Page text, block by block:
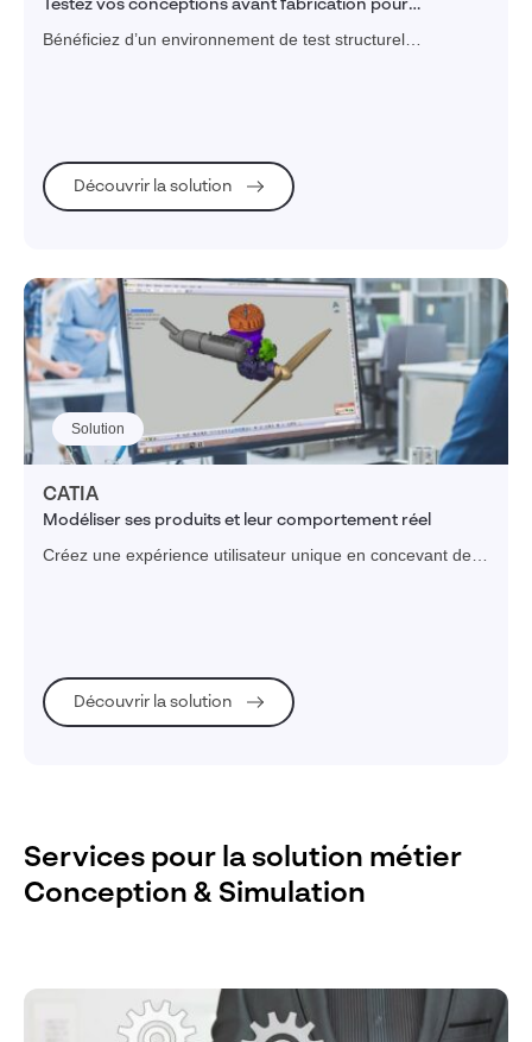
Testez vos conceptions avant fabrication pour
concevoir juste du premier coup et accélérer
Bénéficiez d’un environnement de test structurel
Découvrir la solution
Solution
CATIA
Modéliser ses produits et leur comportement réel
Créez une expérience utilisateur unique en concevant des
Découvrir la solution
Services pour la solution métier
Conception & Simulation